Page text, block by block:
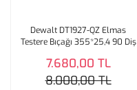
Dewalt DT1927-QZ Elmas
Testere Bıçağı 355*25,4 90 Diş
7.680,00 TL
8.000,00 TL